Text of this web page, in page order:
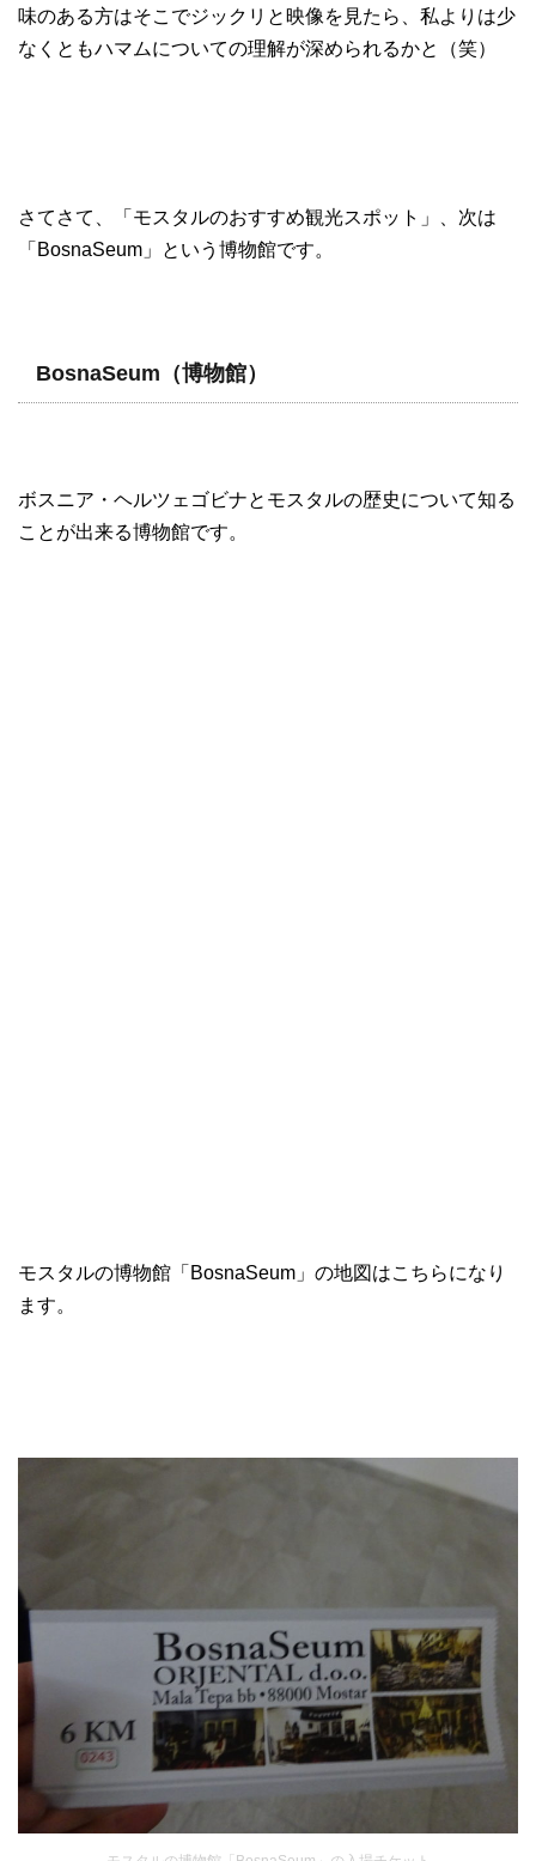
味のある方はそこでジックリと映像を見たら、私よりは少
なくともハマムについての理解が深められるかと（笑）
さてさて、「モスタルのおすすめ観光スポット」、次は
「BosnaSeum」という博物館です。
BosnaSeum（博物館）
ボスニア・ヘルツェゴビナとモスタルの歴史について知る
ことが出来る博物館です。
モスタルの博物館「BosnaSeum」の地図はこちらになり
ます。